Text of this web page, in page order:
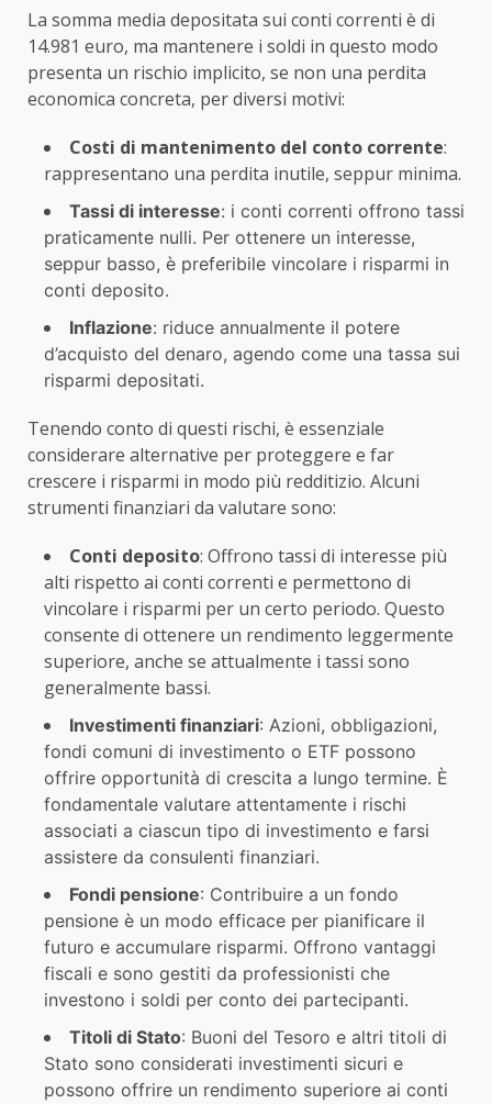
La somma media depositata sui conti correnti è di
14.981 euro, ma mantenere i soldi in questo modo
presenta un rischio implicito, se non una perdita
economica concreta, per diversi motivi:
Costi di mantenimento del conto corrente:
rappresentano una perdita inutile, seppur minima.
Tassi di interesse: i conti correnti offrono tassi
praticamente nulli. Per ottenere un interesse,
seppur basso, è preferibile vincolare i risparmi in
conti deposito.
Inflazione: riduce annualmente il potere
d’acquisto del denaro, agendo come una tassa sui
risparmi depositati.
Tenendo conto di questi rischi, è essenziale
considerare alternative per proteggere e far
crescere i risparmi in modo più redditizio. Alcuni
strumenti finanziari da valutare sono:
Conti deposito: Offrono tassi di interesse più
alti rispetto ai conti correnti e permettono di
vincolare i risparmi per un certo periodo. Questo
consente di ottenere un rendimento leggermente
superiore, anche se attualmente i tassi sono
generalmente bassi.
Investimenti finanziari: Azioni, obbligazioni,
fondi comuni di investimento o ETF possono
offrire opportunità di crescita a lungo termine. È
fondamentale valutare attentamente i rischi
associati a ciascun tipo di investimento e farsi
assistere da consulenti finanziari.
Fondi pensione: Contribuire a un fondo
pensione è un modo efficace per pianificare il
futuro e accumulare risparmi. Offrono vantaggi
fiscali e sono gestiti da professionisti che
investono i soldi per conto dei partecipanti.
Titoli di Stato: Buoni del Tesoro e altri titoli di
Stato sono considerati investimenti sicuri e
possono offrire un rendimento superiore ai conti